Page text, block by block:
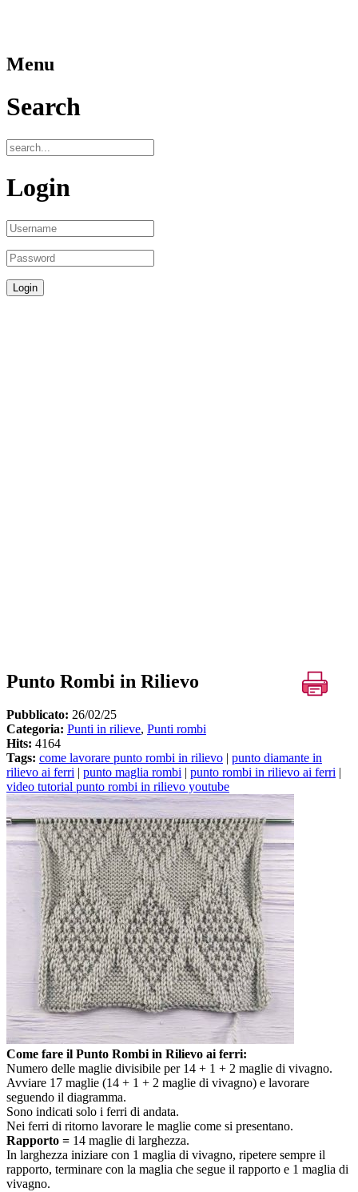
Menu
Search
Login
Punto Rombi in Rilievo
Pubblicato: 26/02/25
Categoria: Punti in rilieve, Punti rombi
Hits: 4164
Tags: come lavorare punto rombi in rilievo
punto diamante in
rilievo ai ferri
punto maglia rombi punto rombi in rilievo ai ferri
video tutorial punto rombi in rilievo youtube
Come fare il Punto Rombi in Rilievo ai ferri:
Numero delle maglie divisibile per 14 + 1 + 2 maglie di vivagno.
Avviare 17 maglie (14 + 1 + 2 maglie di vivagno) e lavorare
seguendo il diagramma.
Sono indicati solo i ferri di andata.
Nei ferri di ritorno lavorare le maglie come si presentano.
Rapporto = 14 maglie di larghezza.
In larghezza iniziare con 1 maglia di vivagno, ripetere sempre il
rapporto, terminare con la maglia che segue il rapporto e 1 maglia di
vivagno.